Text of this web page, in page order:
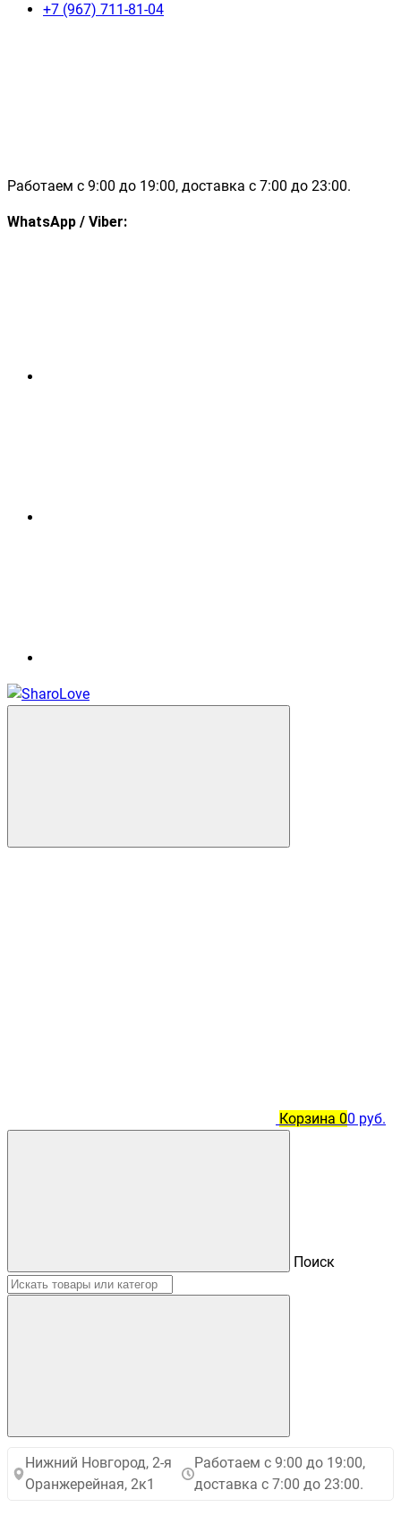
+7 (967) 711-81-04
Работаем с 9:00 до 19:00, доставка с 7:00 до 23:00.
WhatsApp / Viber:
Корзина 00 руб.
Поиск
Нижний Новгород, 2-я
Оранжерейная, 2к1
Работаем с 9:00 до 19:00,
доставка с 7:00 до 23:00.